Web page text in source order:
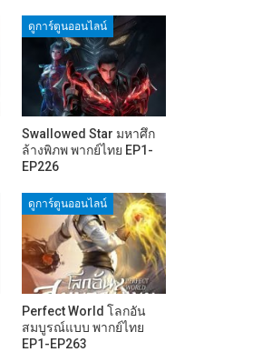
ดูการ์ตูนออนไลน์
Swallowed Star มหาศึก
ล้างพิภพ พากย์ไทย EP1-
EP226
ดูการ์ตูนออนไลน์
Perfect World โลกอัน
สมบูรณ์แบบ พากย์ไทย
EP1-EP263